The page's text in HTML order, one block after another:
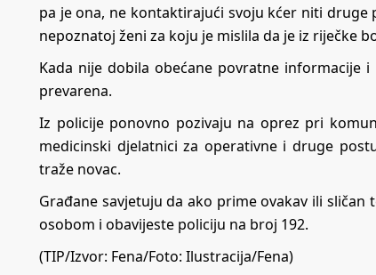
pa je ona, ne kontaktirajući svoju kćer niti
nepoznatoj ženi za koju je mislila da je iz riječke
Kada nije dobila obećane povratne informacije
prevarena.
Iz policije ponovno pozivaju na oprez pri
medicinski djelatnici za operativne i druge
traže novac.
Građane savjetuju da ako prime ovakav ili
osobom i obavijeste policiju na broj 192.
(TIP/Izvor: Fena/Foto: Ilustracija/Fena)